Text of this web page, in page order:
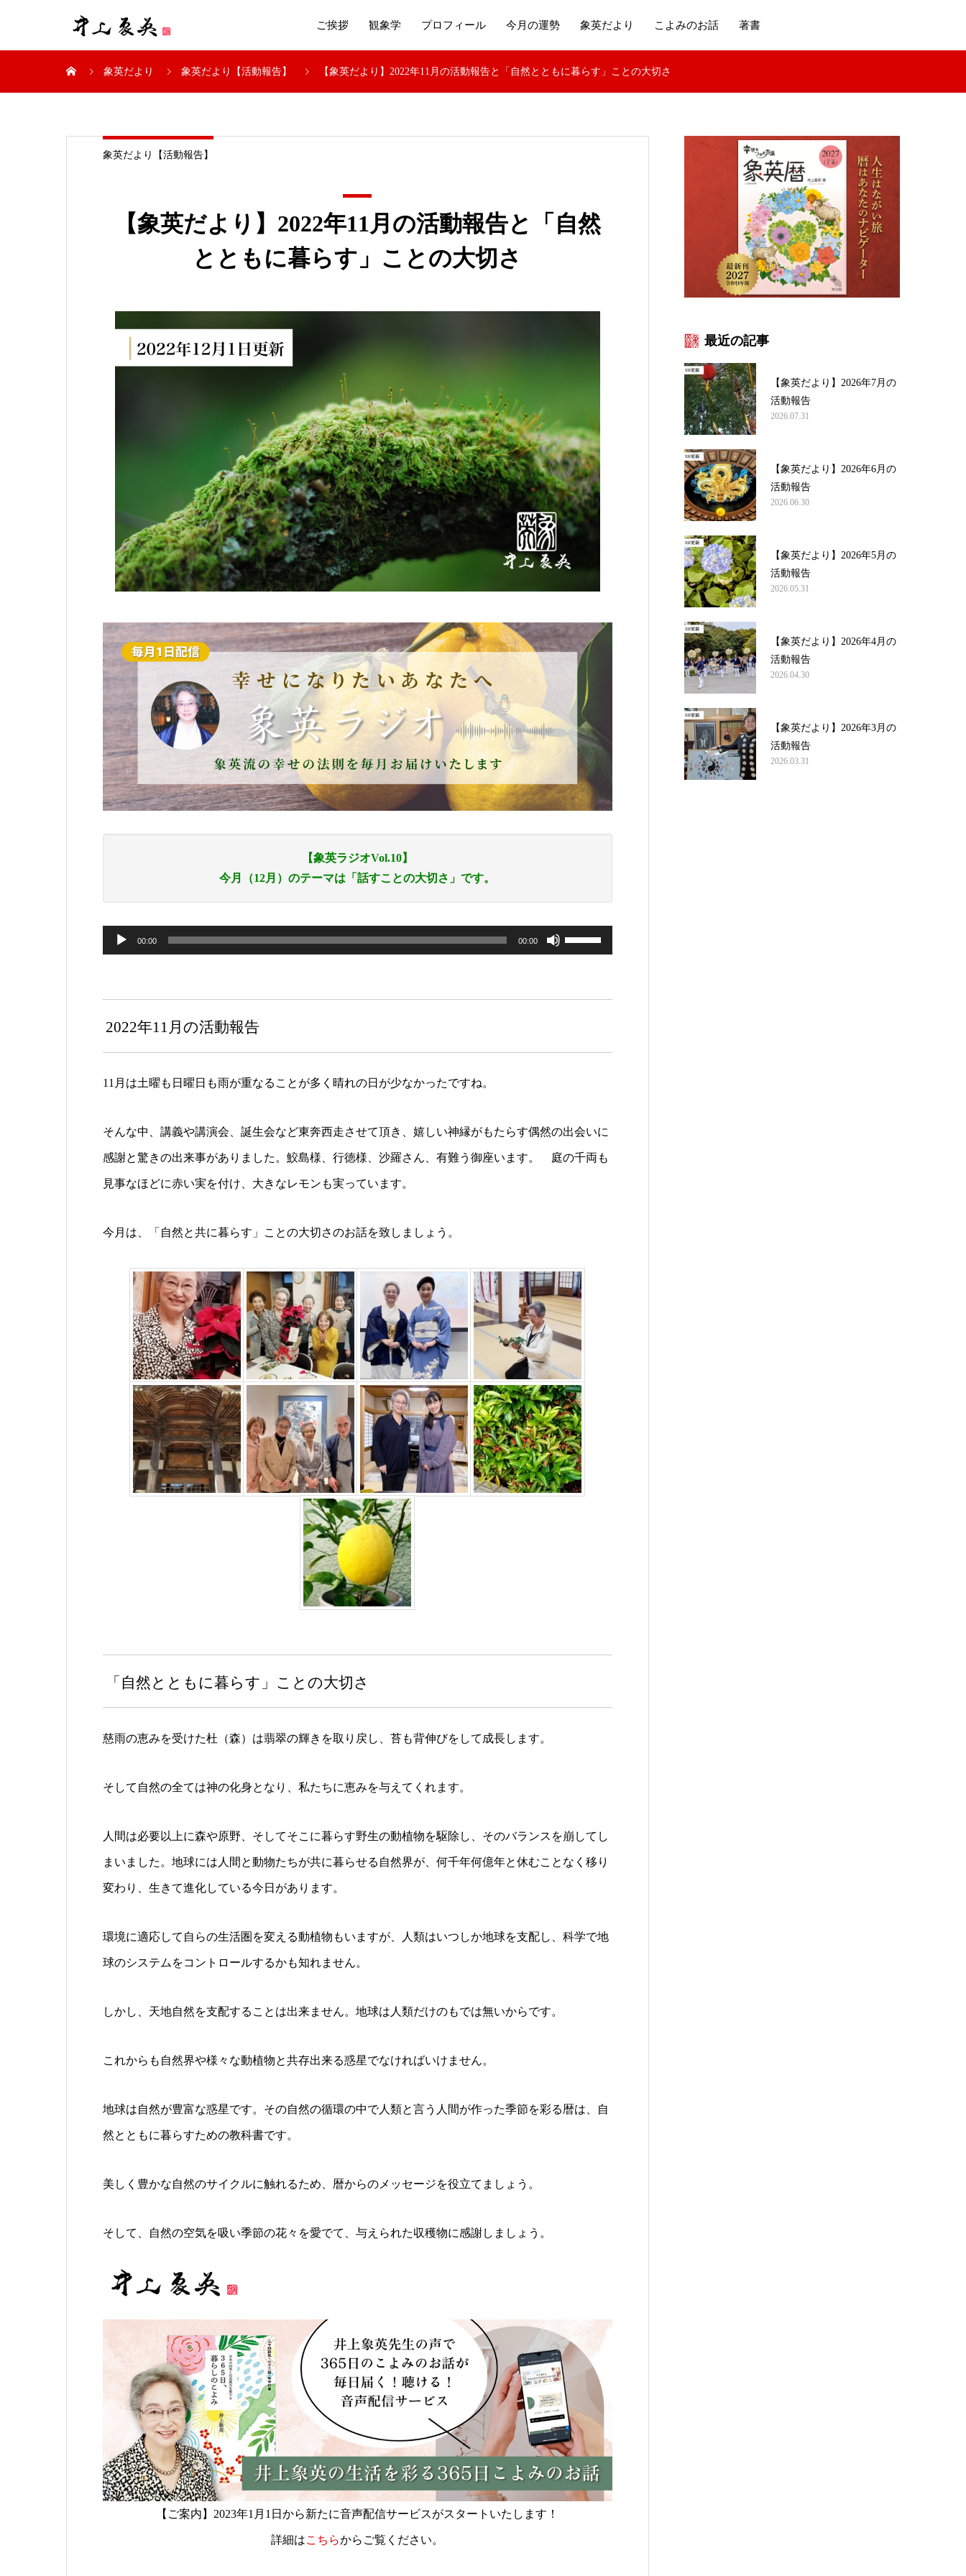
ご挨拶 観象学 プロフィール 今月の運勢 象英だより こよみのお話 著書
象英だより 象英だより【活動報告】 【象英だより】2022年11月の活動報告と「自然とともに暮らす」ことの大切さ
象英だより【活動報告】
【象英だより】2022年11月の活動報告と「自然
とともに暮らす」ことの大切さ
【象英ラジオVol.10】
今月（12月）のテーマは「話すことの大切さ」です。
00:00 00:00 ボ
キ
ー
を
使
っ
て
く
だ
さ
2022年11月の活動報告
11月は土曜も日曜日も雨が重なることが多く晴れの日が少なかったですね。
そんな中、講義や講演会、誕生会など東奔西走させて頂き、嬉しい神縁がもたらす偶然の出会いに
感謝と驚きの出来事がありました。鮫島様、行徳様、沙羅さん、有難う御座います。 庭の千両も
見事なほどに赤い実を付け、大きなレモンも実っています。
今月は、「自然と共に暮らす」ことの大切さのお話を致しましょう。
「自然とともに暮らす」ことの大切さ
慈雨の恵みを受けた杜（森）は翡翠の輝きを取り戻し、苔も背伸びをして成長します。
そして自然の全ては神の化身となり、私たちに恵みを与えてくれます。
人間は必要以上に森や原野、そしてそこに暮らす野生の動植物を駆除し、そのバランスを崩してし
まいました。地球には人間と動物たちが共に暮らせる自然界が、何千年何億年と休むことなく移り
変わり、生きて進化している今日があります。
環境に適応して自らの生活圏を変える動植物もいますが、人類はいつしか地球を支配し、科学で地
球のシステムをコントロールするかも知れません。
しかし、天地自然を支配することは出来ません。地球は人類だけのもでは無いからです。
これからも自然界や様々な動植物と共存出来る惑星でなければいけません。
地球は自然が豊富な惑星です。その自然の循環の中で人類と言う人間が作った季節を彩る暦は、自
然とともに暮らすための教科書です。
美しく豊かな自然のサイクルに触れるため、暦からのメッセージを役立てましょう。
そして、自然の空気を吸い季節の花々を愛でて、与えられた収穫物に感謝しましょう。
【ご案内】2023年1月1日から新たに音声配信サービスがスタートいたします！
詳細はこちらからご覧ください。
最近の記事
【象英だより】2026年7月の
活動報告
2026.07.31
【象英だより】2026年6月の
活動報告
2026.06.30
【象英だより】2026年5月の
活動報告
2026.05.31
【象英だより】2026年4月の
活動報告
2026.04.30
【象英だより】2026年3月の
活動報告
2026.03.31